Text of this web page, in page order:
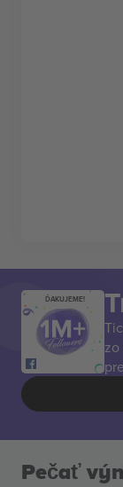
ĎAKUJEME!
Pečať